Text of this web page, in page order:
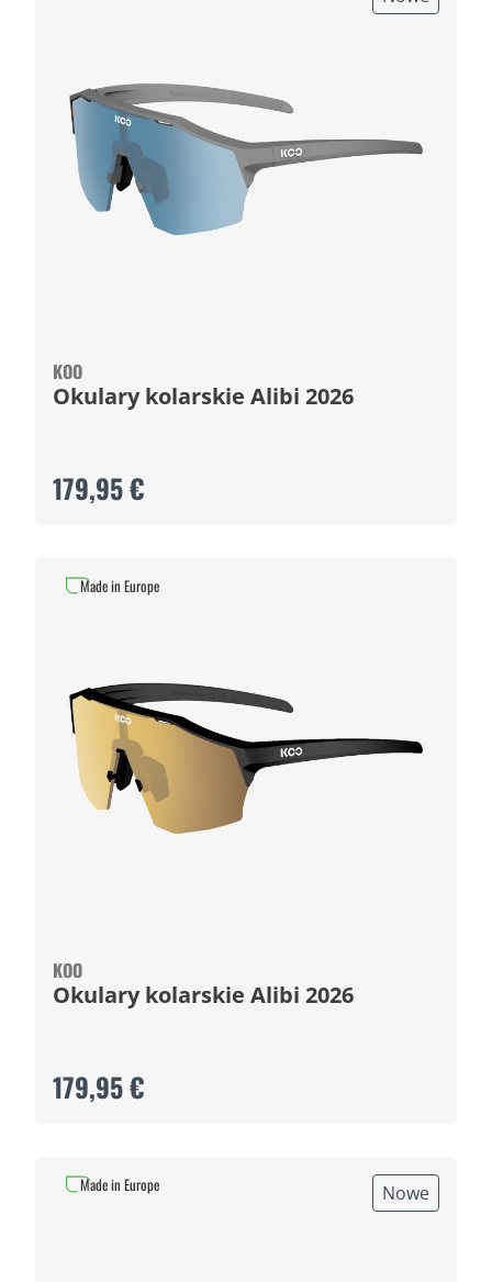
KOO
Okulary kolarskie Alibi 2026
179,95 €
KOO
Okulary kolarskie Alibi 2026
179,95 €
Made in Europe
Nowe
Made in Europe